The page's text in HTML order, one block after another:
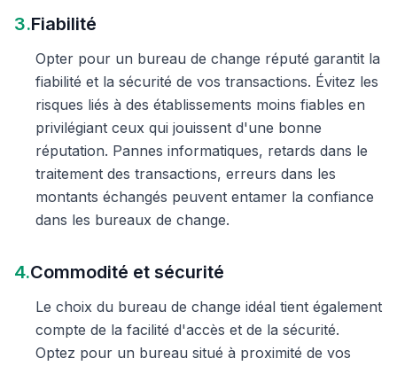
3.Fiabilité
Opter pour un bureau de change réputé garantit la
fiabilité et la sécurité de vos transactions. Évitez les
risques liés à des établissements moins fiables en
privilégiant ceux qui jouissent d'une bonne
réputation. Pannes informatiques, retards dans le
traitement des transactions, erreurs dans les
montants échangés peuvent entamer la confiance
dans les bureaux de change.
4.Commodité et sécurité
Le choix du bureau de change idéal tient également
compte de la facilité d'accès et de la sécurité.
Optez pour un bureau situé à proximité de vos